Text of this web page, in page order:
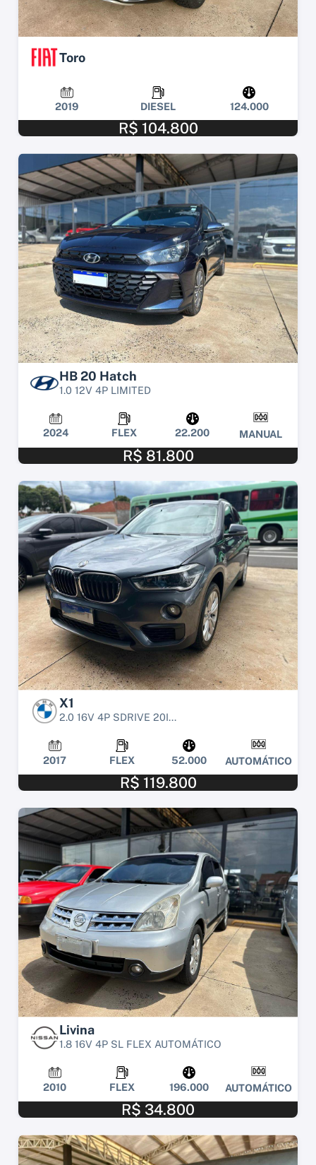
Toro
2019 DIESEL 124.000
R$ 104.800
HB 20 Hatch
1.0 12V 4P LIMITED
2024 FLEX 22.200 MANUAL
R$ 81.800
X1
2.0 16V 4P SDRIVE 20I...
2017 FLEX 52.000 AUTOMÁTICO
R$ 119.800
Livina
1.8 16V 4P SL FLEX AUTOMÁTICO
2010 FLEX 196.000 AUTOMÁTICO
R$ 34.800